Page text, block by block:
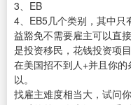
3、EB
4、EB5几个类别，其中只
益豁免不需要雇主可以直
是投资移民，花钱投资项
在美国招不到人+并且你
以。
找雇主难度相当大，试问